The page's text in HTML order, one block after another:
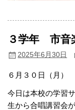
３学年 市音
2025年6月30日
６月３０日（月）
今日は本校の学習
生から合唱講習会